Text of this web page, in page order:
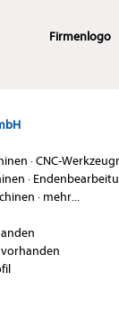
Firmenlogo
·CNC-
·
· mehr...